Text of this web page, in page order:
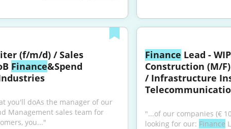
(f/m/d) / Sales
Finance&Spend
Management sales team for
you..."
Finance Lead -
Construction (M/
/ Infrastructure
"...of our companies (€
looking for our: Finance